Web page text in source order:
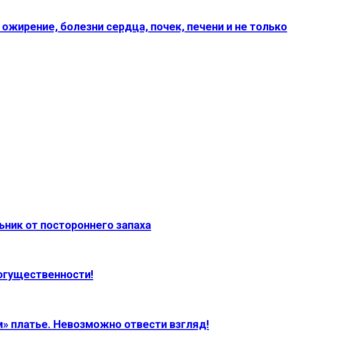
болезни сердца, почек, печени и не только
от постороннего запаха
платье. Невозможно отвести взгляд!